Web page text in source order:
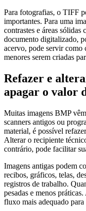
Para fotografias, o TIFF
importantes. Para uma
contrastes e áreas sólidas
documento digitalizado,
acervo, pode servir como
menores serem criadas
Refazer e
apagar o valor
Muitas imagens BMP
scanners antigos ou
material, é possível
Alterar o recipiente
contrário, pode facilitar
Imagens antigas podem
recibos, gráficos, telas,
registros de trabalho.
pesadas e menos
fluxo mais adequado para